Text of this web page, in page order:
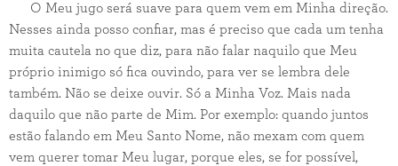
O Meu jugo será suave para quem vem em Minha direção.
Nesses ainda posso confiar, mas é preciso que cada um tenha
muita cautela no que diz, para não falar naquilo que Meu
próprio inimigo só fica ouvindo, para ver se lembra dele
também. Não se deixe ouvir. Só a Minha Voz. Mais nada
daquilo que não parte de Mim. Por exemplo: quando juntos
estão falando em Meu Santo Nome, não mexam com quem
vem querer tomar Meu lugar, porque eles, se for possível,